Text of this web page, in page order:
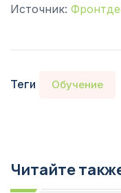
Источник:
Теги Обучение
Читайте